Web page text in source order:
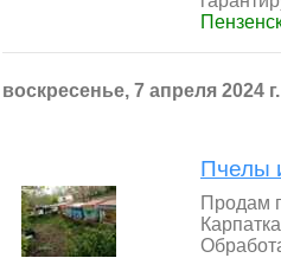
воскресенье, 7 апреля 2024 г.
Пчелы
Продам